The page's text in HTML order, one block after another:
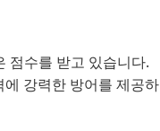
점수를 받고 있습니다.
강력한 방어를 제공하